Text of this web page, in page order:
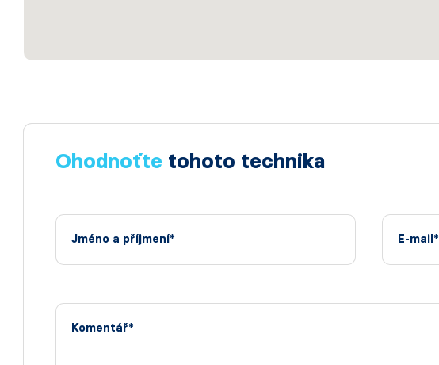
Ohodnoťte tohoto technika
Jméno a příjmení* E-mail*
Komentář*